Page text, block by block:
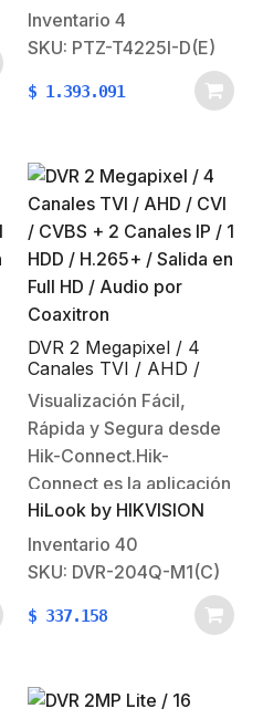
mínima: Color 0.005 Lux
(F1.6, AGC
ON).Iluminación mínima:
B/N 0.001 Lux (F1.6,
BLC / HLC /
EIS.Distancia Focal: 4.8 a
120 mm…
Inventario 4
SKU: PTZ-T4225I-D(E)
$ 1.393.091
DVR 2 Megapixel / 4
Canales TVI / AHD /
CVI / CVBS + 2 Canales
IP / 1 HDD / H.265+ /
Salida en Full HD /
Audio por Coaxitron
Visualización Fácil,
Rápida y Segura desde
Hik-Connect.Hik-
Connect es la aplicación
para dispositivos
moviles tabletas y
smartphones en los
visualizar sus cámaras
panico, tomar
HiLook by HIKVISION
Inventario 40
SKU: DVR-204Q-M1(C)
$ 337.158